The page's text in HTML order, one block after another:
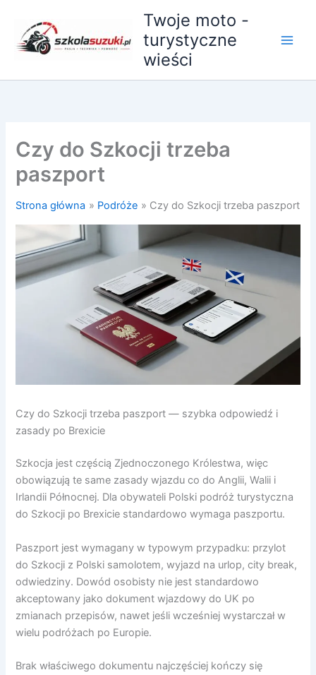
treści
Twoje moto -
turystyczne
wieści
Czy do Szkocji trzeba
paszport
Strona główna Podróże Czy do Szkocji trzeba paszport
Czy do Szkocji trzeba paszport — szybka odpowiedź i
zasady po Brexicie
Szkocja jest częścią Zjednoczonego Królestwa, więc
obowiązują te same zasady wjazdu co do Anglii, Walii i
Irlandii Północnej. Dla obywateli Polski podróż turystyczna
do Szkocji po Brexicie standardowo wymaga paszportu.
Paszport jest wymagany w typowym przypadku: przylot
do Szkocji z Polski samolotem, wyjazd na urlop, city break,
odwiedziny. Dowód osobisty nie jest standardowo
akceptowany jako dokument wjazdowy do UK po
zmianach przepisów, nawet jeśli wcześniej wystarczał w
wielu podróżach po Europie.
Brak właściwego dokumentu najczęściej kończy się